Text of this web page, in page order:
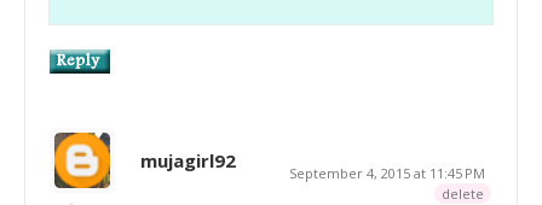
mujagirl92
September 4, 2015 at 11:45 PM
delete